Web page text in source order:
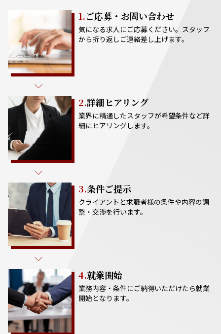
1.ご応募・お問い合わせ
気になる求人にご応募ください。スタッフ
から折り返しご連絡差し上げます。
2.詳細ヒアリング
業界に精通したスタッフが希望条件など詳
細にヒアリングします。
3.条件ご提示
クライアントと求職者様の条件や内容の調
整・交渉を行います。
4.就業開始
業務内容・条件にご納得いただけたら就業
開始となります。